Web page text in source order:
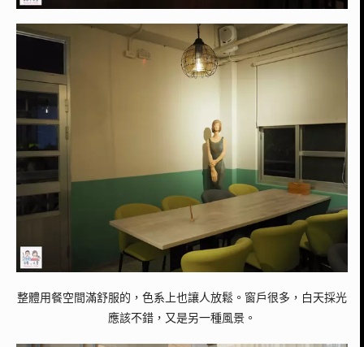
整體用餐空間滿舒服的，色系上也讓人放鬆。窗戶很多，白天採光
應該不錯，又是另一種風景。